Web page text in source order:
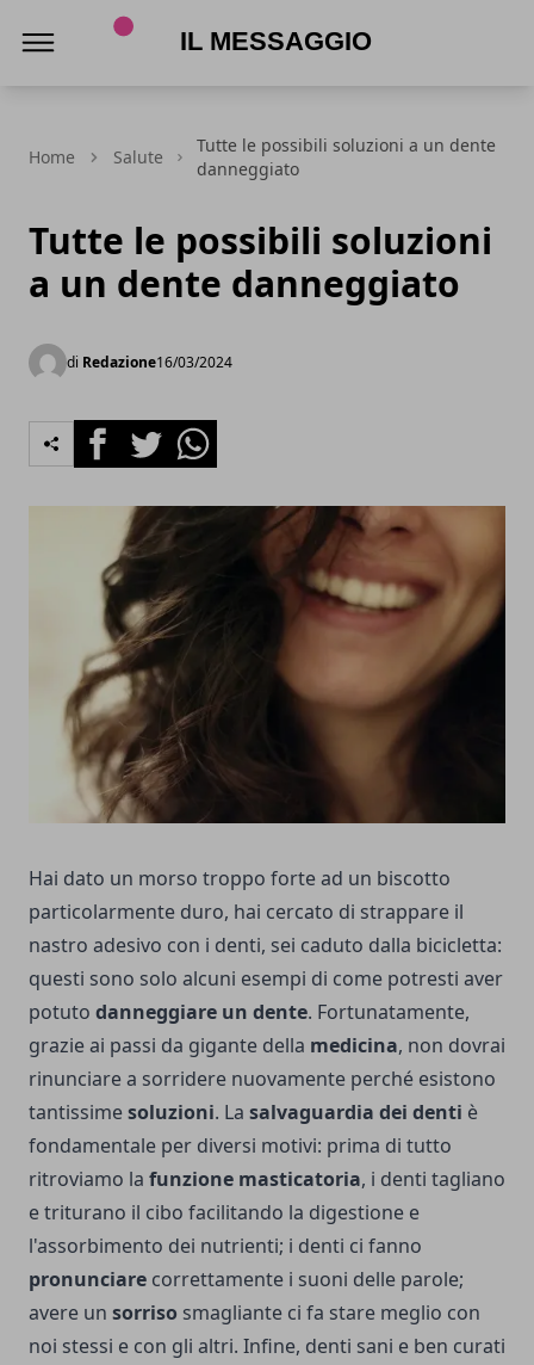
Home Salute
Tutte le possibili soluzioni a un dente
danneggiato
Tutte le possibili soluzioni
a un dente danneggiato
di Redazione16/03/2024
FacebookTwitterWhatsapp
Hai dato un morso troppo forte ad un biscotto
particolarmente duro, hai cercato di strappare il
nastro adesivo con i denti, sei caduto dalla bicicletta:
questi sono solo alcuni esempi di come potresti aver
potuto danneggiare un dente. Fortunatamente,
grazie ai passi da gigante della medicina, non dovrai
rinunciare a sorridere nuovamente perché esistono
tantissimesoluzioni. La salvaguardia dei denti è
fondamentale per diversi motivi: prima di tutto
ritroviamo la funzione masticatoria, i denti tagliano
e triturano il cibo facilitando la digestione e
l'assorbimento dei nutrienti; i denti ci fanno
pronunciare correttamente i suoni delle parole;
avere un sorriso smagliante ci fa stare meglio con
noi stessi e con gli altri. Infine, denti sani e ben curati